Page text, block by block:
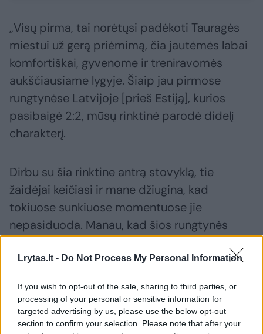
Lrytas.lt - Do Not Process My Personal Information
If you wish to opt-out of the sale, sharing to third parties, or
processing of your personal or sensitive information for
targeted advertising by us, please use the below opt-out
section to confirm your selection. Please note that after your
„Visų pirma, tai norėtųsi padėkoti Tauragės
miestui už gerą priėmimą, čia jautėmės labai
komfortiškai, gyvenome ir treniravomės
aukščiausiame lygyje. Šiaip jau pirmose
rungtynėse Latvijoje [prieš Estiją], kurios
pasibaigė 2:2, mūsų rinktinė parodė didelį
charakterį.
Dirbu su šia rinktine antrą stovyklą, tie
žaidėjai keičiasi ir mane džiugina, kad
tokiuose sunkiuose momentuose jie
nepasiduoda. Manau, kad šios rungtynės
momentus įmušti įvarčius anksčiau, bet
varžovus. Didžiausia pagarba visiems
žaidėjams, kad jie tikėjo, nenuleido rankų net
praleidus įvartį pačioje rungtynių pabaigoje“,